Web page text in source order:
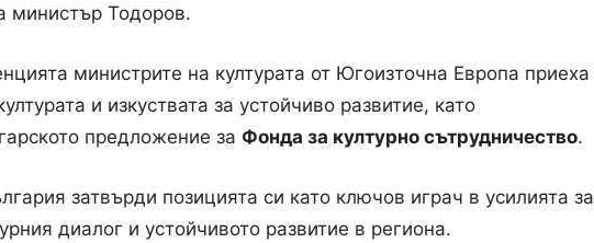
министър Тодоров.
министрите на културата от Югоизточна Европа приеха
и изкуствата за устойчиво развитие, като
предложение за Фонда за културно сътрудничество.
затвърди позицията си като ключов играч в усилията за
диалог и устойчивото развитие в региона.